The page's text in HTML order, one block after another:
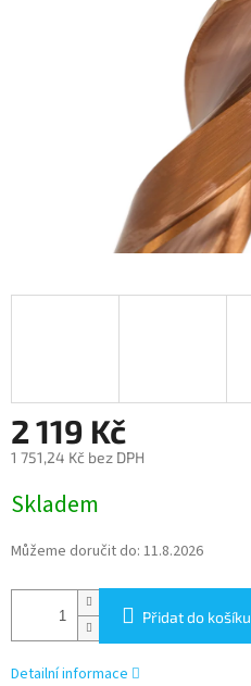
2 119 Kč
1 751,24 Kč bez DPH
cena:
Skladem
Můžeme doručit do: 11.8.2026
Přidat do košíku
Detailní informace